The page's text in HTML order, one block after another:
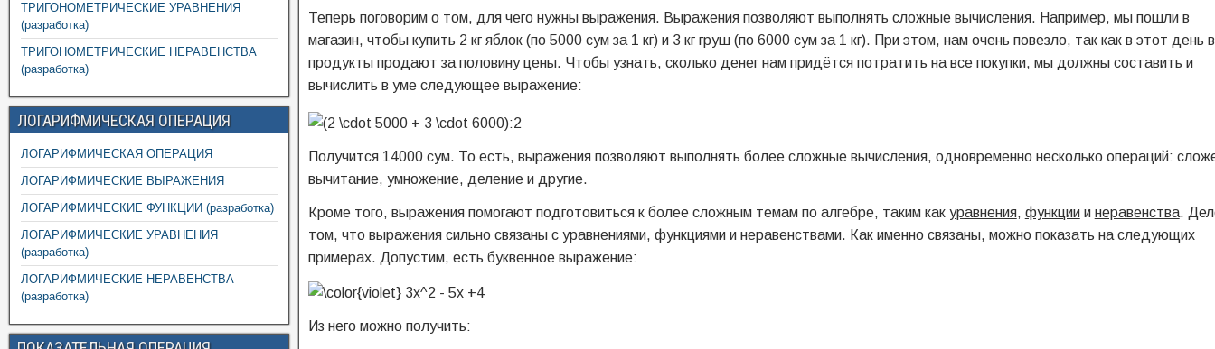
Теперь поговорим о том, для чего нужны выражения. Выражения позволяют выполнять сложные вычисления. Например, мы пошли в
магазин, чтобы купить 2 кг яблок (по 5000 сум за 1 кг) и 3 кг груш (по 6000 сум за 1 кг). При этом, нам очень повезло, так как в этот день
продукты продают за половину цены. Чтобы узнать, сколько денег нам придётся потратить на все покупки, мы должны составить и
вычислить в уме следующее выражение:
Получится 14000 сум. То есть, выражения позволяют выполнять более сложные вычисления, одновременно несколько операций:
вычитание, умножение, деление и другие.
Кроме того, выражения помогают подготовиться к более сложным темам по алгебре, таким как уравнения, функциии неравенства.
том, что выражения сильно связаны с уравнениями, функциями и неравенствами. Как именно связаны, можно показать на следующих
примерах. Допустим, есть буквенное выражение:
Из него можно получить:
ТРИГОНОМЕТРИЧЕСКИЕ УРАВНЕНИЯ
(разработка)
ТРИГОНОМЕТРИЧЕСКИЕ НЕРАВЕНСТВА
(разработка)
ЛОГАРИФМИЧЕСКАЯ ОПЕРАЦИЯ
ЛОГАРИФМИЧЕСКАЯ ОПЕРАЦИЯ
ЛОГАРИФМИЧЕСКИЕ ВЫРАЖЕНИЯ
ЛОГАРИФМИЧЕСКИЕ ФУНКЦИИ (разработка)
ЛОГАРИФМИЧЕСКИЕ УРАВНЕНИЯ
(разработка)
ЛОГАРИФМИЧЕСКИЕ НЕРАВЕНСТВА
(разработка)